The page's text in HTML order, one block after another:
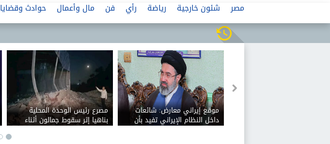
مصر شئون خارجية رياضة رأي فن مال وأعمال حوادث وقضايا
موقع إيراني معارض: شائعات
داخل النظام الإيراني تفيد بأن
مجتبى خامنئي في حالة حرجة
مصرع رئيس الوحدة المحلية
بناهيا إثر سقوط جمالون أثناء
حملة إزالة